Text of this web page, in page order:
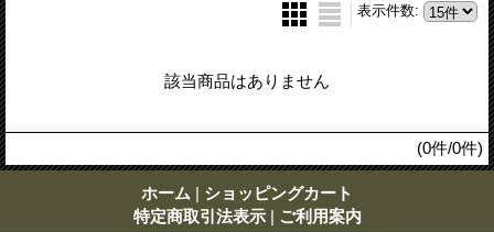
表示件数:
該当商品はありません
(0件/0件)
ホーム | ショッピングカート
特定商取引法表示 | ご利用案内